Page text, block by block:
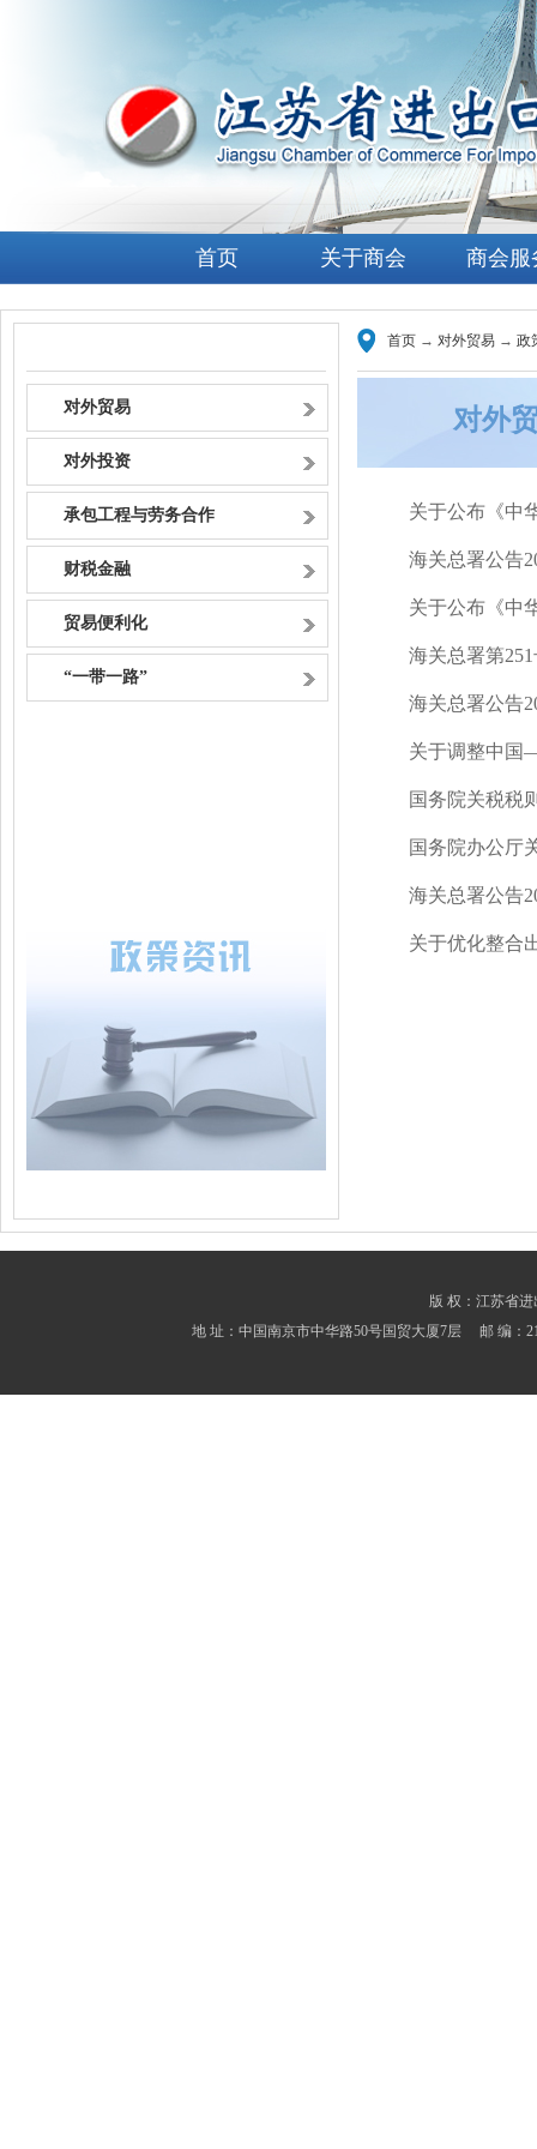
首页 关于商会 商会服
对外贸易
对外投资
承包工程与劳务合作
财税金融
贸易便利化
“一带一路”
首页 → 对外贸易 → 政
对外
关于公布《中
海关总署公告
关于公布《中
海关总署第
海关总署公告
关于调整中国
国务院关税税
国务院办公厅
海关总署公告
关于优化整合
版 权：江苏省
地 址：中国南京市中华路50号国贸大厦7层 邮 编：